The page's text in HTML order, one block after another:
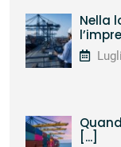
Nella
[...]